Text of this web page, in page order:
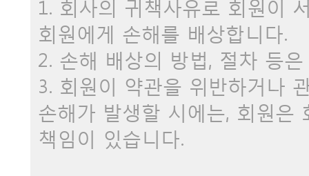
1. 회사의 귀책사유로 회원이
회원에게 손해를 배상합니다.
2. 손해 배상의 방법, 절차 등
3. 회원이 약관을 위반하거나
손해가 발생할 시에는, 회원은
책임이 있습니다.